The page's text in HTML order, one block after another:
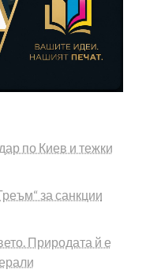
по Киев и тежки
за санкции
Природата й е